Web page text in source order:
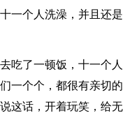
一个人洗澡，并且还是
吃了一顿饭，十一个人
一个个，都很有亲切的
这话，开着玩笑，给无